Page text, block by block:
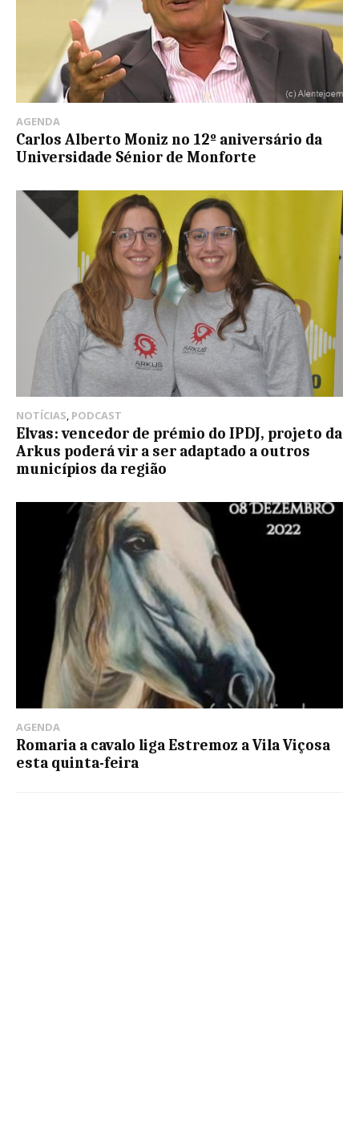
AGENDA
Carlos Alberto Moniz no 12º aniversário da
Universidade Sénior de Monforte
NOTÍCIAS, PODCAST
Elvas: vencedor de prémio do IPDJ, projeto da
Arkus poderá vir a ser adaptado a outros
municípios da região
AGENDA
Romaria a cavalo liga Estremoz a Vila Viçosa
esta quinta-feira